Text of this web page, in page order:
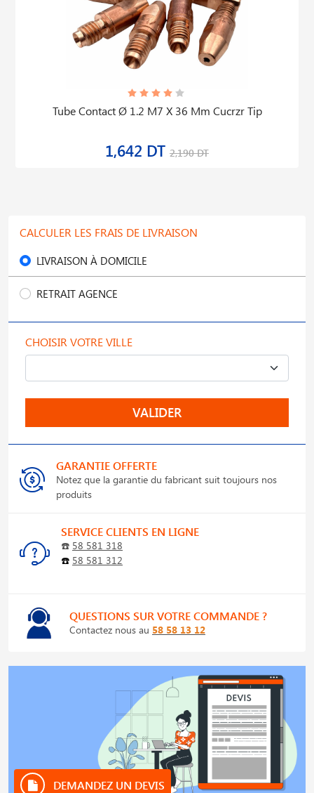
Tube Contact Ø 1.2 M7 X 36 Mm Cucrzr Tip
1,642 DT 2,190 DT
CALCULER LES FRAIS DE LIVRAISON
LIVRAISON À DOMICILE
RETRAIT AGENCE
CHOISIR VOTRE VILLE
VALIDER
GARANTIE OFFERTE
Notez que la garantie du fabricant suit toujours nos
produits
SERVICE CLIENTS EN LIGNE
☎️ 58 581 318
☎️ 58 581 312
QUESTIONS SUR VOTRE COMMANDE ?
Contactez nous au 58 58 13 12
DEMANDEZ UN DEVIS